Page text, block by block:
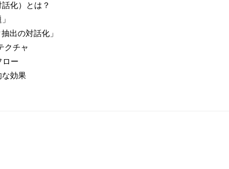
化）とは？
出の対話化」
クチャ
ロー
な効果